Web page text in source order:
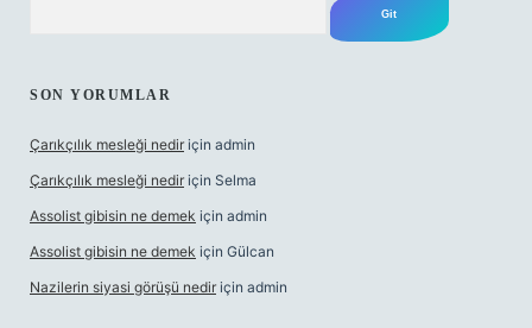
SON YORUMLAR
Çarıkçılık mesleği nedir için admin
Çarıkçılık mesleği nedir için Selma
Assolist gibisin ne demek için admin
Assolist gibisin ne demek için Gülcan
Nazilerin siyasi görüşü nedir için admin